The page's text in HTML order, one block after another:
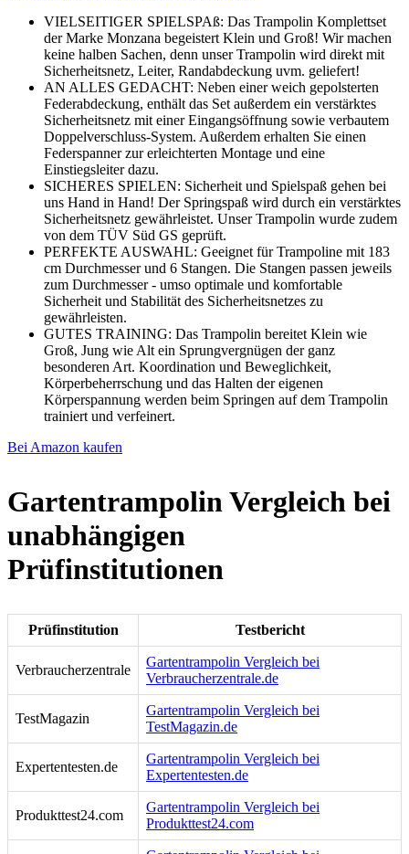
VIELSEITIGER SPIELSPAß: Das Trampolin Komplettset
der Marke Monzana begeistert Klein und Groß! Wir machen
keine halben Sachen, denn unser Trampolin wird direkt mit
Sicherheitsnetz, Leiter, Randabdeckung uvm. geliefert!
AN ALLES GEDACHT: Neben einer weich gepolsterten
Federabdeckung, enthält das Set außerdem ein verstärktes
Sicherheitsnetz mit einer Eingangsöffnung sowie verbautem
Doppelverschluss-System. Außerdem erhalten Sie einen
Federspanner zur erleichterten Montage und eine
Einstiegsleiter dazu.
SICHERES SPIELEN: Sicherheit und Spielspaß gehen bei
uns Hand in Hand! Der Springspaß wird durch ein verstärktes
Sicherheitsnetz gewährleistet. Unser Trampolin wurde zudem
von dem TÜV Süd GS geprüft.
PERFEKTE AUSWAHL: Geeignet für Trampoline mit 183
cm Durchmesser und 6 Stangen. Die Stangen passen jeweils
zum Durchmesser - umso optimale und komfortable
Sicherheit und Stabilität des Sicherheitsnetzes zu
gewährleisten.
GUTES TRAINING: Das Trampolin bereitet Klein wie
Groß, Jung wie Alt ein Sprungvergnügen der ganz
besonderen Art. Koordination und Beweglichkeit,
Körperbeherrschung und das Halten der eigenen
Körperspannung werden beim Springen auf dem Trampolin
trainiert und verfeinert.
Bei Amazon kaufen
Gartentrampolin Vergleich bei
unabhängigen
Prüfinstitutionen
Prüfinstitution Testbericht
Verbraucherzentrale
Gartentrampolin Vergleich bei
Verbraucherzentrale.de
TestMagazin
Gartentrampolin Vergleich bei
TestMagazin.de
Expertentesten.de
Gartentrampolin Vergleich bei
Expertentesten.de
Produkttest24.com
Gartentrampolin Vergleich bei
Produkttest24.com